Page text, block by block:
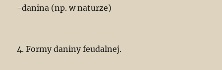
-danina (np. w naturze)
4. Formy daniny feudalnej.